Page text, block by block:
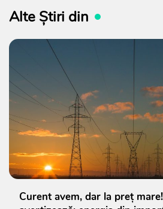
Alte Știri din
Curent avem, dar la preț